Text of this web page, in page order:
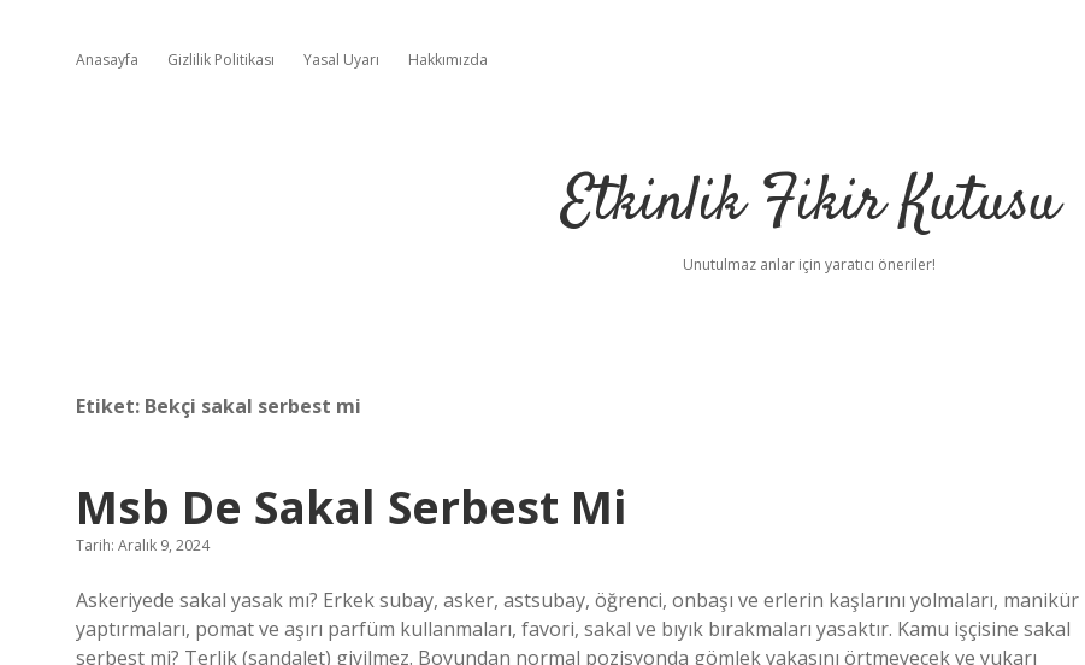
Anasayfa Gizlilik Politikası Yasal Uyarı Hakkımızda
Etkinlik Fikir Kutusu
Unutulmaz anlar için yaratıcı öneriler!
Etiket: Bekçi sakal serbest mi
Msb De Sakal Serbest Mi
Tarih: Aralık 9, 2024
Askeriyede sakal yasak mı? Erkek subay, asker, astsubay, öğrenci, onbaşı ve erlerin kaşlarını yolmaları, manikür
yaptırmaları, pomat ve aşırı parfüm kullanmaları, favori, sakal ve bıyık bırakmaları yasaktır. Kamu işçisine sakal
serbest mi? Terlik (sandalet) giyilmez. Boyundan normal pozisyonda gömlek yakasını örtmeyecek ve yukarı